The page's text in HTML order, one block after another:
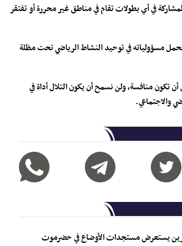
في أي بطولات تقام في مناطق غير محررة أو تفتقر
مسؤولياته في توحيد النشاط الرياضي تحت مظلة
تكون منافسة، ولن نسمح أن يكون التلال أداة في
والاجتماعي.
يستعرض مستجدات الأوضاع في حضرموت